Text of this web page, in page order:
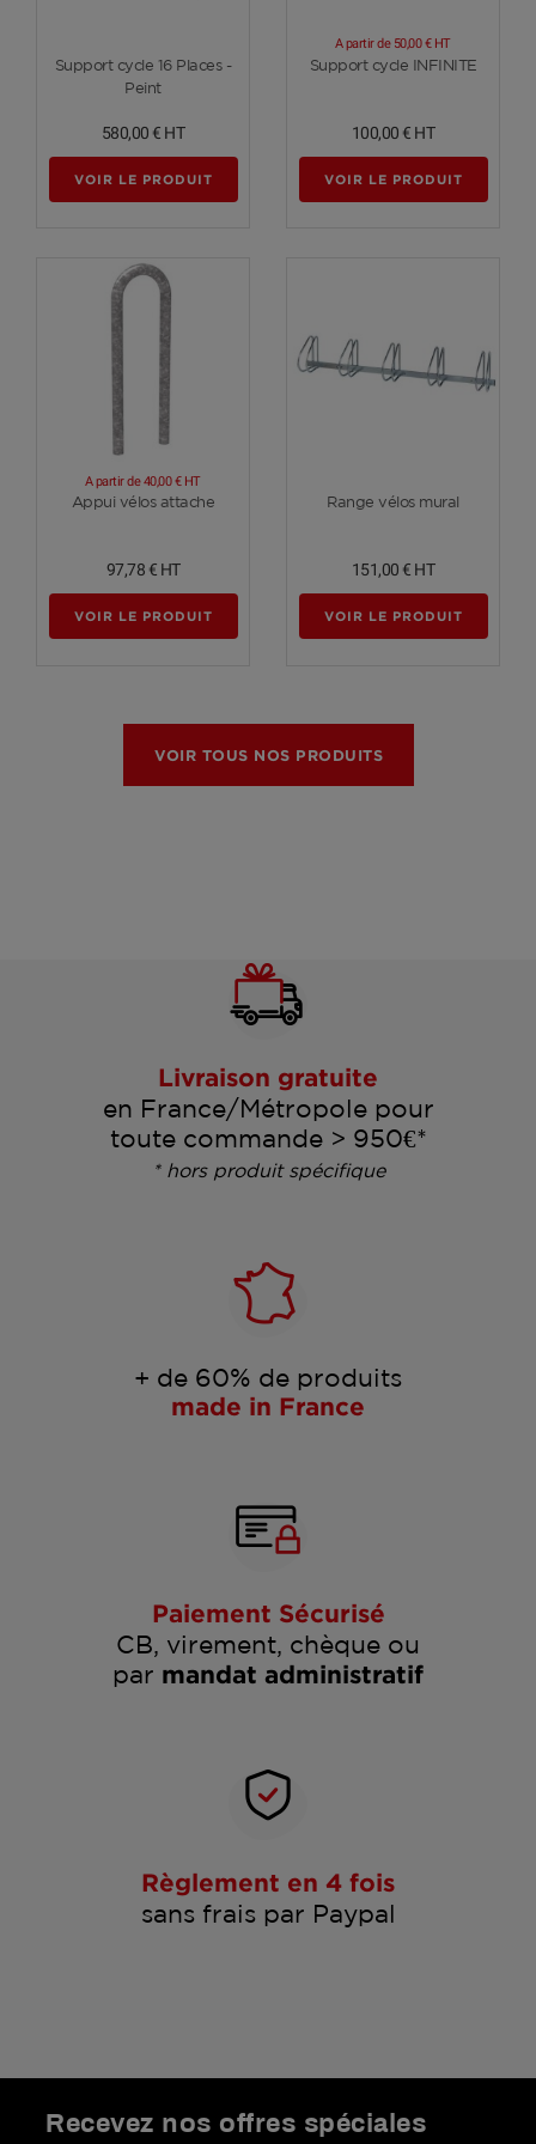
Voir plus
Support cycle 16 Places -
Peint
580,00 € HT
VOIR LE PRODUIT
Voir plus
Support cycle INFINITE
A partir de 50,00 € HT
100,00 € HT
VOIR LE PRODUIT
Voir plus
Appui vélos attache
A partir de40,00 € HT
97,78 € HT
VOIR LE PRODUIT
Voir plus
Range vélos mural
151,00 € HT
VOIR LE PRODUIT
VOIR TOUS NOS PRODUITS
Livraison gratuite
en France/Métropole pour
toute commande > 950€*
* hors produit spécifique
+ de 60% de produits
made in France
Paiement Sécurisé
CB, virement, chèque ou
par mandat administratif
Règlement en 4 fois
sans frais par Paypal
Recevez nos offres spéciales